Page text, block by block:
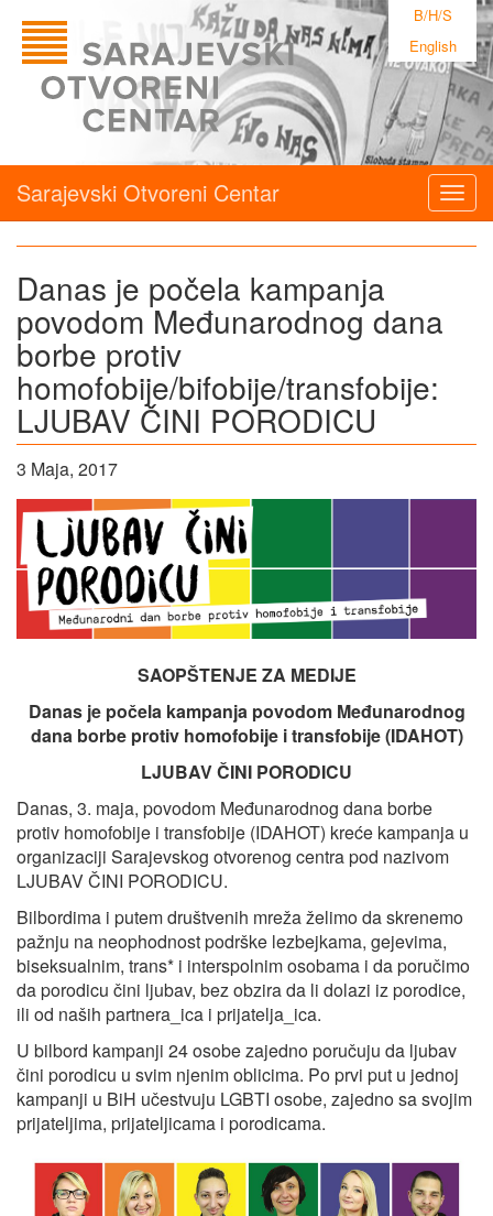
B/H/S
English
Sarajevski Otvoreni Centar
Danas je počela kampanja
povodom Međunarodnog dana
borbe protiv
homofobije/bifobije/transfobije:
LJUBAV ČINI PORODICU
3 Maja, 2017
SAOPŠTENJE ZA MEDIJE
Danas je počela kampanja povodom Međunarodnog
dana borbe protiv homofobije i transfobije (IDAHOT)
LJUBAV ČINI PORODICU
Danas, 3. maja, povodom Međunarodnog dana borbe
protiv homofobije i transfobije (IDAHOT) kreće kampanja u
organizaciji Sarajevskog otvorenog centra pod nazivom
LJUBAV ČINI PORODICU.
Bilbordima i putem društvenih mreža želimo da skrenemo
pažnju na neophodnost podrške lezbejkama, gejevima,
biseksualnim, trans* i interspolnim osobama i da poručimo
da porodicu čini ljubav, bez obzira da li dolazi iz porodice,
ili od naših partnera_ica i prijatelja_ica.
U bilbord kampanji 24 osobe zajedno poručuju da ljubav
čini porodicu u svim njenim oblicima. Po prvi put u jednoj
kampanji u BiH učestvuju LGBTI osobe, zajedno sa svojim
prijateljima, prijateljicama i porodicama.